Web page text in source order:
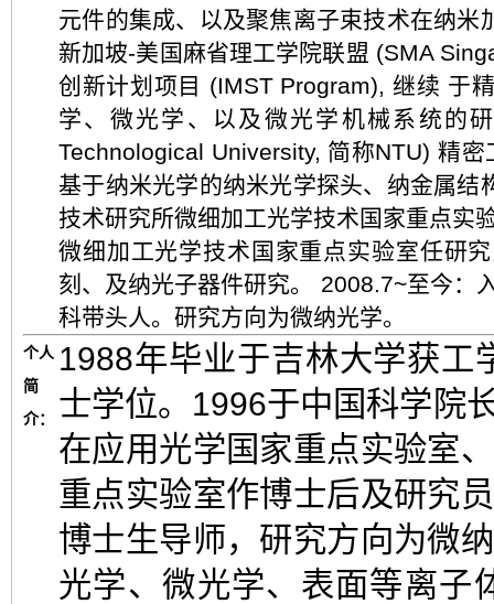
元件的集成、以及聚焦离子束技术在纳
新加坡-美国麻省理工学院联盟 (SMA
创新计划项目 (IMST Program), 继续 于
学、微光学、以及微光学机械系统的
Technological University, 简称NTU) 精
基于纳米光学的纳米光学探头、纳金属
技术研究所微细加工光学技术国家重点实
微细加工光学技术国家重点实验室任研
刻、及纳光子器件研究。 2008.7~至今：
科带头人。研究方向为微纳光学。
个人
简
介：
1988年毕业于吉林大学获工
士学位。1996于中国科学院
在应用光学国家重点实验室
重点实验室作博士后及研究
博士生导师，研究方向为微
光学、微光学、表面等离子